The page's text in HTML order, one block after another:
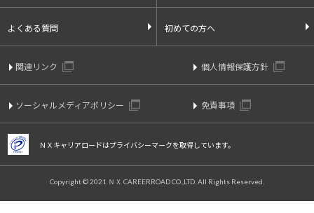
よくある質問 初めての方へ
関連リンク 個人情報保護方針
ソーシャルメディアポリシー 免責事項
ＮＸキャリアロードはプライバシーマークを取得しています。
Copyright © 2021 ＮＸ CAREERROAD CO.,LTD. All Rights Reserved.